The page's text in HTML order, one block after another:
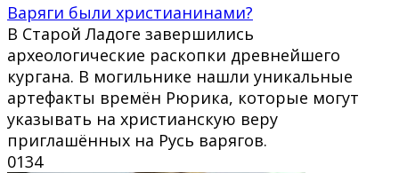
Варяги были христианинами?
В Старой Ладоге завершились
археологические раскопки древнейшего
кургана. В могильнике нашли уникальные
артефакты времён Рюрика, которые могут
указывать на христианскую веру
приглашённых на Русь варягов.
0134